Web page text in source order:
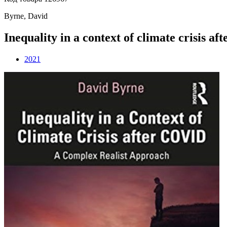
Byrne, David
Inequality in a context of climate crisis
2021